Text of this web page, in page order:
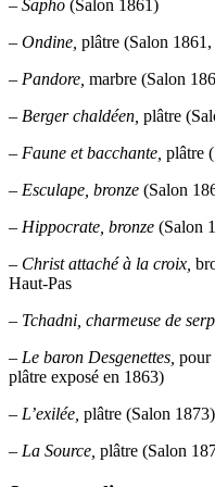
– Sapho (Salon 1861)
– Ondine, plâtre (Salon
– Pandore, marbre (Salon
– Berger chaldéen, plâtre
– Faune et bacchante, plâtre
– Esculape, bronze (Salon
– Hippocrate, bronze (Salon
– Christ attaché à la croix,
Haut-Pas
– Tchadni, charmeuse de
– Le baron Desgenettes, pour
plâtre exposé en 1863)
– L’exilée, plâtre (Salon 1873)
– La Source, plâtre (Salon